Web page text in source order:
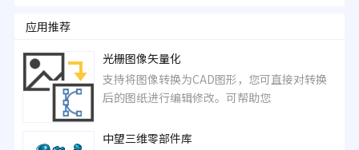
应用推荐
光栅图像矢量化
支持将图像转换为CAD图形，您可直接对转换
后的图纸进行编辑修改。可帮助您
中望三维零部件库